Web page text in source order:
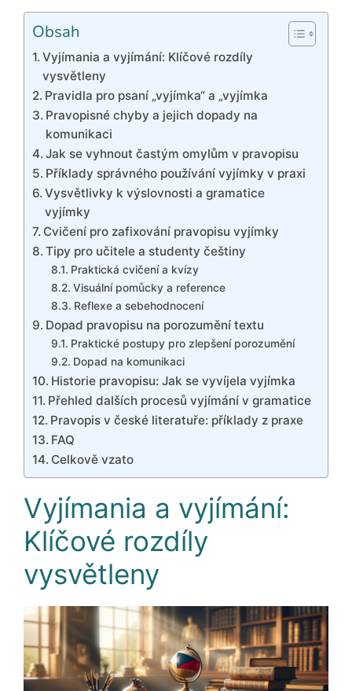
Obsah
Vyjímania a vyjímání: Klíčové rozdíly
vysvětleny
Pravidla pro psaní „vyjímka“ a „vyjímka
Pravopisné chyby a jejich dopady na
komunikaci
Jak se vyhnout častým omylům v pravopisu
Příklady správného používání vyjímky v praxi
Vysvětlivky k výslovnosti a gramatice
vyjímky
Cvičení pro zafixování pravopisu vyjímky
Tipy pro učitele a studenty češtiny
Praktická cvičení a kvízy
Visuální pomůcky a reference
Reflexe a sebehodnocení
Dopad pravopisu na porozumění textu
Praktické postupy pro zlepšení porozumění
Dopad na komunikaci
Historie pravopisu: Jak se vyvíjela vyjímka
Přehled dalších procesů vyjímání v gramatice
Pravopis v české literatuře: příklady z praxe
FAQ
Celkově vzato
Vyjímania a vyjímání:
Klíčové rozdíly
vysvětleny